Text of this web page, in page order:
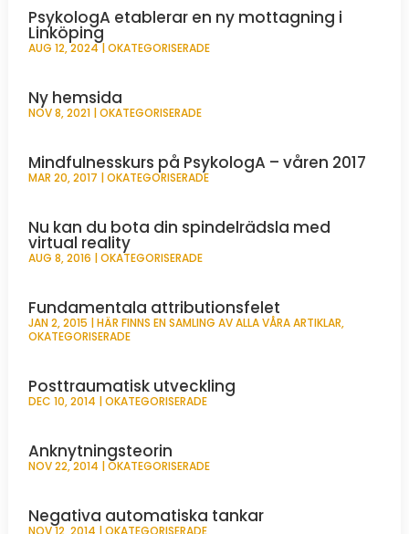
PsykologA etablerar en ny mottagning i
Linköping
AUG 12, 2024|OKATEGORISERADE
Ny hemsida
NOV 8, 2021|OKATEGORISERADE
Mindfulnesskurs på PsykologA – våren 2017
MAR 20, 2017 |OKATEGORISERADE
Nu kan du bota din spindelrädsla med
virtual reality
AUG 8, 2016 |OKATEGORISERADE
Fundamentala attributionsfelet
JAN 2, 2015 |HÄR FINNS EN SAMLING AV ALLA VÅRA ARTIKLAR,
OKATEGORISERADE
Posttraumatisk utveckling
DEC 10, 2014 |OKATEGORISERADE
Anknytningsteorin
NOV 22, 2014 |OKATEGORISERADE
Negativa automatiska tankar
NOV 12, 2014 |OKATEGORISERADE